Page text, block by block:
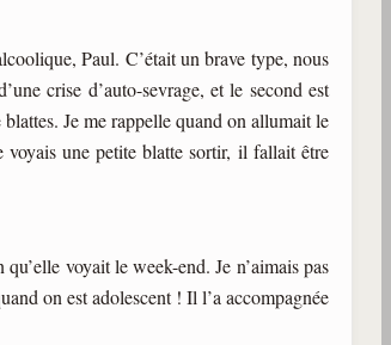
Paul. C’était un brave type, nous
crise d’auto-sevrage, et le second est
Je me rappelle quand on allumait le
une petite blatte sortir, il fallait être
voyait le week-end. Je n’aimais pas
on est adolescent ! Il l’a accompagnée